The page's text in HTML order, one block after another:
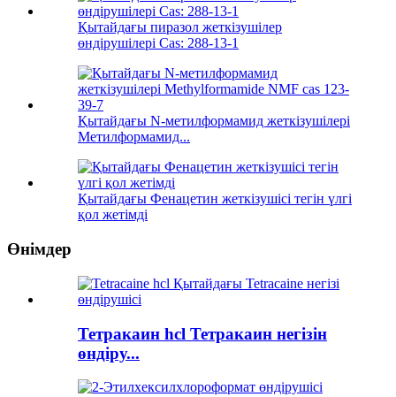
Қытайдағы пиразол жеткізушілер
өндірушілері Cas: 288-13-1
Қытайдағы N-метилформамид жеткізушілері
Метилформамид...
Қытайдағы Фенацетин жеткізушісі тегін үлгі
қол жетімді
Өнімдер
Тетракаин hcl Тетракаин негізін
өндіру...